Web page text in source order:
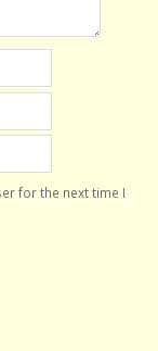
for the next time I